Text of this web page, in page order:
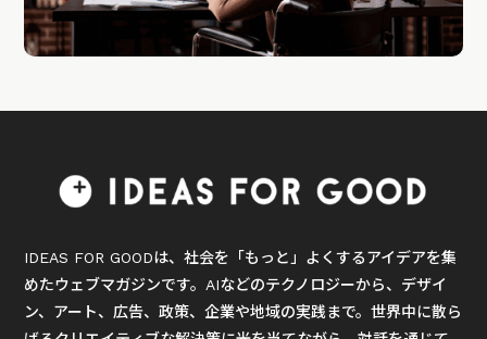
IDEAS FOR GOODは、社会を「もっと」よくするアイデアを集
めたウェブマガジンです。AIなどのテクノロジーから、デザイ
ン、アート、広告、政策、企業や地域の実践まで。世界中に散ら